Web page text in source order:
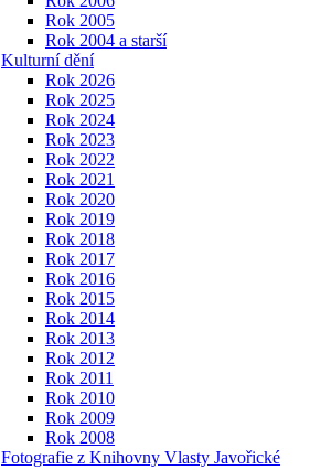
Rok 2005
Rok 2004 a starší
Kulturní dění
Rok 2026
Rok 2025
Rok 2024
Rok 2023
Rok 2022
Rok 2021
Rok 2020
Rok 2019
Rok 2018
Rok 2017
Rok 2016
Rok 2015
Rok 2014
Rok 2013
Rok 2012
Rok 2011
Rok 2010
Rok 2009
Rok 2008
Fotografie z Knihovny Vlasty Javořické